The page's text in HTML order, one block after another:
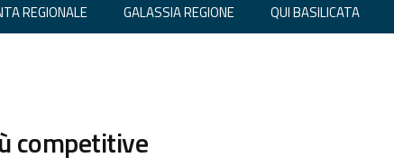
REGIONALE GALASSIA REGIONE QUI BASILICATA
competitive